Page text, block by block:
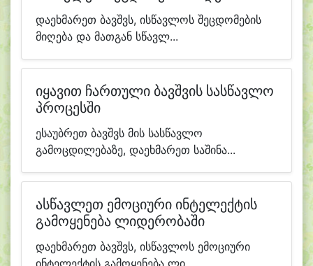
დაეხმარეთ ბავშვს, ისწავლოს შეცდომების
მიღება და მათგან სწავლ...
იყავით ჩართული ბავშვის სასწავლო
პროცესში
ესაუბრეთ ბავშვს მის სასწავლო
გამოცდილებაზე, დაეხმარეთ საშინა...
ასწავლეთ ემოციური ინტელექტის
გამოყენება ლიდერობაში
დაეხმარეთ ბავშვს, ისწავლოს ემოციური
ინტელექტის გამოყენება ლი...